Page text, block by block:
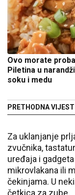
Ovo morate
Piletina u
soku i medu
PRETHODNA VIJEST
Za uklanjanje
zvučnika,
uređaja i
mikrovlakana ili
čekinjama. U
četkica za zube.